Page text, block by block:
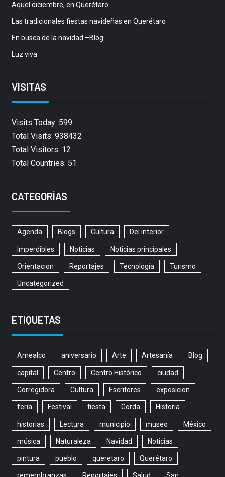
Aquel diciembre, en Querétaro
Las tradicionales fiestas navideñas en Querétaro
En busca de la navidad –Blog
Luz viva
VISITAS
Visits Today: 599
Total Visits: 938432
Total Visitors: 12
Total Countries: 51
CATEGORÍAS
Agenda Blogs Cultura Del interior
Imperdibles Noticias Noticias principales
Orientacion Reportajes Tecnología Turismo
Uncategorized
ETIQUETAS
Amealco aniversario Arte Artesanía Blog
capital Centro Centro Histórico ciudad
Corregidora Cultura Escritores exposicion
feria Festival fiesta Gorda Historia
historias Lectura municipio museo México
música Naturaleza Navidad Noticias
pintura pueblo queretaro Querétaro